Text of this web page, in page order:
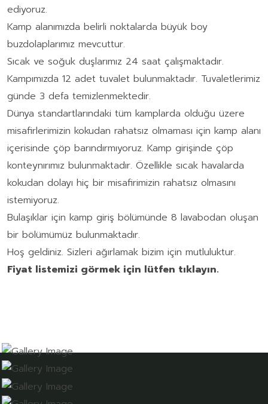
ediyoruz.
Kamp alanımızda belirli noktalarda büyük boy
buzdolaplarımız mevcuttur.
Sıcak ve soğuk duşlarımız 24 saat çalışmaktadır.
Kampımızda 12 adet tuvalet bulunmaktadır. Tuvaletlerimiz
günde 3 defa temizlenmektedir.
Dünya standartlarındaki tüm kamplarda olduğu üzere
misafirlerimizin kokudan rahatsız olmaması için kamp alanı
içerisinde çöp barındırmıyoruz. Kamp girişinde çöp
konteynırımız bulunmaktadır. Özellikle sıcak havalarda
kokudan dolayı hiç bir misafirimizin rahatsız olmasını
istemiyoruz.
Bulaşıklar için kamp giriş bölümünde 8 lavabodan oluşan
bir bölümümüz bulunmaktadır.
Hoş geldiniz. Sizleri ağırlamak bizim için mutluluktur.
Fiyat listemizi görmek için lütfen tıklayın.